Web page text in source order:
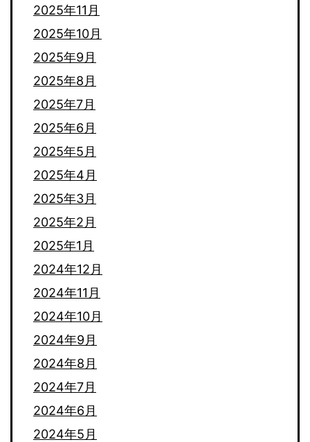
2025年11月
2025年10月
2025年9月
2025年8月
2025年7月
2025年6月
2025年5月
2025年4月
2025年3月
2025年2月
2025年1月
2024年12月
2024年11月
2024年10月
2024年9月
2024年8月
2024年7月
2024年6月
2024年5月